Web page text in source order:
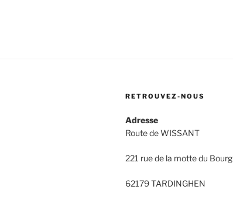
RETROUVEZ-NOUS
Adresse
Route de WISSANT
221 rue de la motte du Bourg
62179 TARDINGHEN